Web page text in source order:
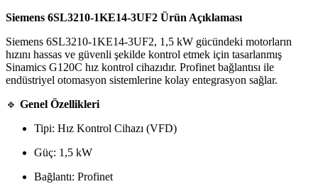
Siemens 6SL3210-1KE14-3UF2 Ürün Açıklaması
Siemens 6SL3210-1KE14-3UF2, 1,5 kW gücündeki motorların
hızını hassas ve güvenli şekilde kontrol etmek için tasarlanmış
Sinamics G120C hız kontrol cihazıdır. Profinet bağlantısı ile
endüstriyel otomasyon sistemlerine kolay entegrasyon sağlar.
🔹 Genel Özellikleri
Tipi: Hız Kontrol Cihazı (VFD)
Güç: 1,5 kW
Bağlantı: Profinet